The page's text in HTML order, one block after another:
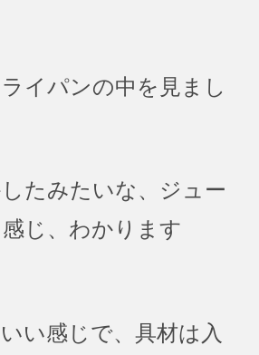
イパンの中を見まし
たみたいな、ジュー
じ、わかります
い感じで、具材は入